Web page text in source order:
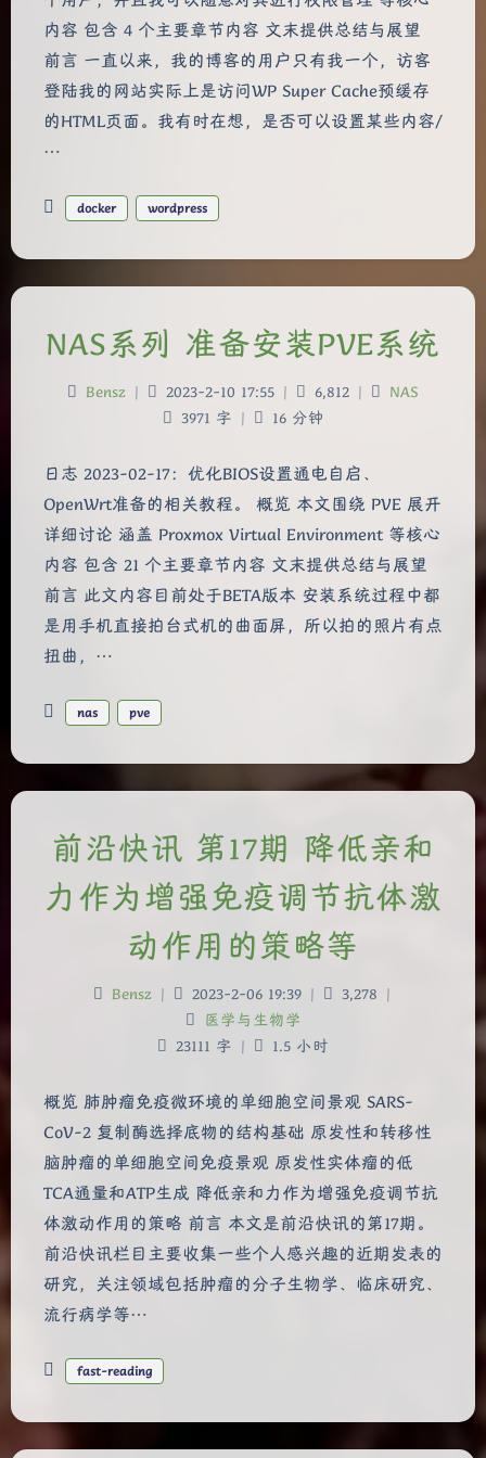
内容 包含 4 个主要章节内容 文末提供总结与展望
前言 一直以来，我的博客的用户只有我一个，访客
登陆我的网站实际上是访问WP Super Cache预缓存
的HTML页面。我有时在想，是否可以设置某些内容/
…
docker wordpress
NAS系列 准备安装PVE系统
Bensz | 2023-2-10 17:55 | 6,812 |
NAS
3971 字 | 16 分钟
日志 2023-02-17：优化BIOS设置通电自启、
OpenWrt准备的相关教程。 概览 本文围绕 PVE 展开
详细讨论 涵盖 Proxmox Virtual Environment 等核心
内容 包含 21 个主要章节内容 文末提供总结与展望
前言 此文内容目前处于BETA版本 安装系统过程中都
是用手机直接拍台式机的曲面屏，所以拍的照片有点
扭曲，…
nas pve
前沿快讯 第17期 降低亲和
力作为增强免疫调节抗体激
动作用的策略等
Bensz | 2023-2-06 19:39 | 3,278 |
医学与生物学
23111 字 | 1.5 小时
概览 肺肿瘤免疫微环境的单细胞空间景观 SARS-
CoV-2 复制酶选择底物的结构基础 原发性和转移性
脑肿瘤的单细胞空间免疫景观 原发性实体瘤的低
TCA通量和ATP生成 降低亲和力作为增强免疫调节抗
体激动作用的策略 前言 本文是前沿快讯的第17期。
前沿快讯栏目主要收集一些个人感兴趣的近期发表的
研究，关注领域包括肿瘤的分子生物学、临床研究、
流行病学等…
fast-reading